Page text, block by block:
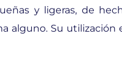
y ligeras, de
alguno. Su utilización